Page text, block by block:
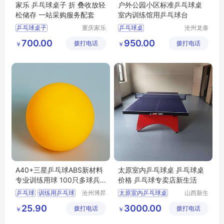
家乐 乒乓球桌子 折 叠收放轻
松储存 一站采购服务配套
乒乓球桌子
云南乒乓球台批发
楚雄乒乓球桌
重庆家乐
有限公司
￥ 700.00 拨打电话
户外公园小区标准乒乓球桌
室内训练馆用乒乓球台
乒乓球桌
训练乒乓球桌
乒乓球桌样式
沧州龙泰
有限公司
￥ 950.00 拨打电话
A40+三星乒乓球ABS新材料
专业训练用球 100只多球兵
乓球
乒乓球 训练用乒乓球
乒乓球标准尺寸
沧州博昇
有限公司
￥ 25.90 拨打电话
太原室内乒乓球桌 乒乓球桌
价格 乒乓球专卖店新生活
太原室内乒乓球桌
乒乓球桌
山西新生
材有限公
￥ 3000.00 拨打电话